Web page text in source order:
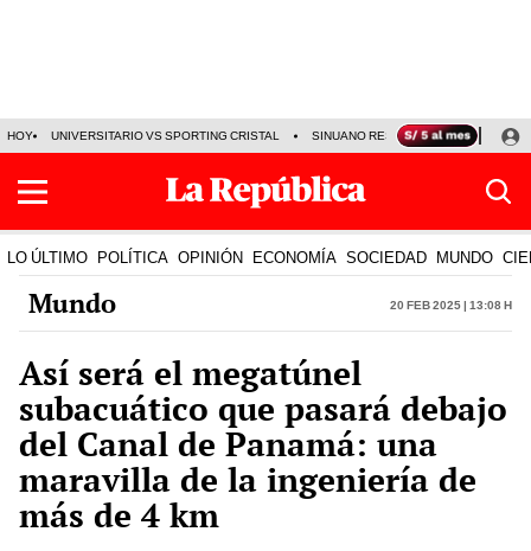
HOY UNIVERSITARIO VS SPORTING CRISTAL SINUANO RESULTADOS HOY
LO ÚLTIMO POLÍTICA OPINIÓN ECONOMÍA SOCIEDAD MUNDO
Mundo 20 Feb 2025 | 13:08 h
Así será el megatúnel
subacuático que pasará debajo
del Canal de Panamá: una
maravilla de la ingeniería de
más de 4 km